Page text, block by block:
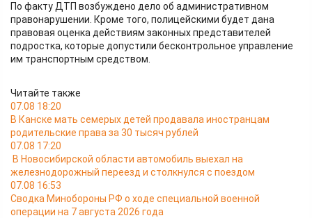
По факту ДТП возбуждено дело об административном
правонарушении. Кроме того, полицейскими будет дана
правовая оценка действиям законных представителей
подростка, которые допустили бесконтрольное управление
им транспортным средством.
Читайте также
07.08 18:20
В Канске мать семерых детей продавала иностранцам
родительские права за 30 тысяч рублей
07.08 17:20
В Новосибирской области автомобиль выехал на
железнодорожный переезд и столкнулся с поездом
07.08 16:53
Сводка Минобороны РФ о ходе специальной военной
операции на 7 августа 2026 года